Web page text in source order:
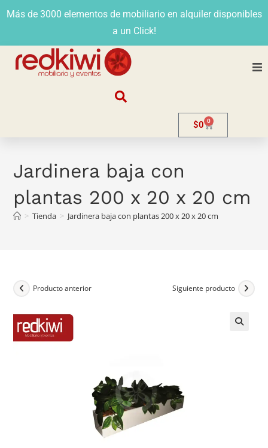
Más de 3000 elementos de mobiliario en alquiler disponibles
a un Click!
Venta
$0 0
Jardinera baja con
plantas 200 x 20 x 20 cm
> Tienda > Jardinera baja con plantas 200 x 20 x 20 cm
Producto anterior Siguiente producto